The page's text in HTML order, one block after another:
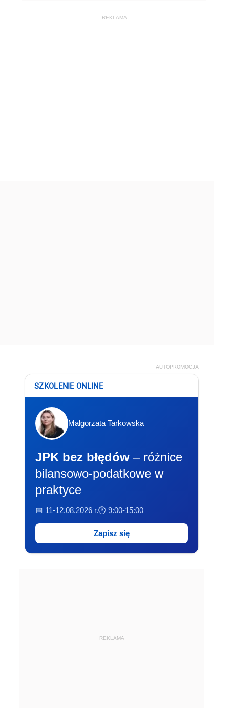
AUTOPROMOCJA
SZKOLENIE ONLINE
Małgorzata Tarkowska
JPK bez błędów – różnice
bilansowo-podatkowe w
praktyce
📅 11-12.08.2026 r.🕐 9:00-15:00
Zapisz się
REKLAMA